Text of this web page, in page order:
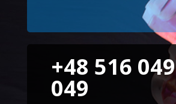
+48 516 049
049